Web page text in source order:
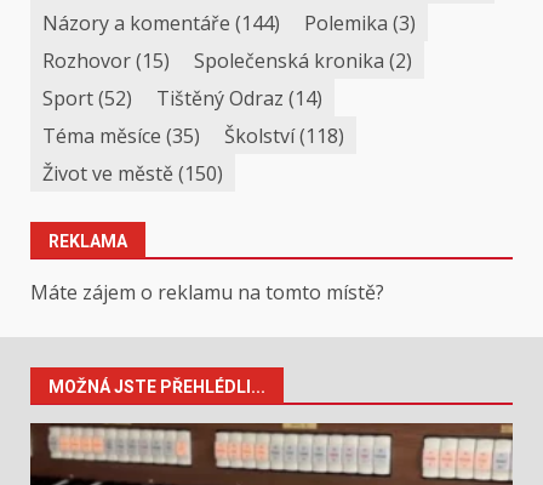
Názory a komentáře (144) Polemika (3)
Rozhovor(15) Společenská kronika (2)
Sport(52) Tištěný Odraz (14)
Téma měsíce (35) Školství(118)
Život ve městě(150)
REKLAMA
Máte zájem o reklamu na tomto místě?
MOŽNÁ JSTE PŘEHLÉDLI...